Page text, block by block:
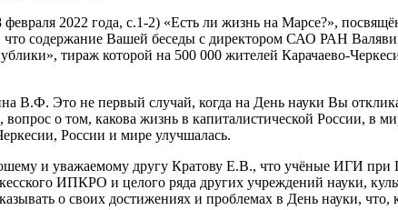
2022 года, с.1-2) «Есть ли жизнь на Марсе?»,
содержание Вашей беседы с директором САО РАН
тираж которой на 500 000 жителей Карачаево-
Это не первый случай, когда на День науки Вы
о том, какова жизнь в капиталистической России, в
России и мире улучшалась.
и уважаемому другу Кратову Е.В., что учёные ИГИ при
ИПКРО и целого ряда других учреждений науки,
о своих достижениях и проблемах в День науки,